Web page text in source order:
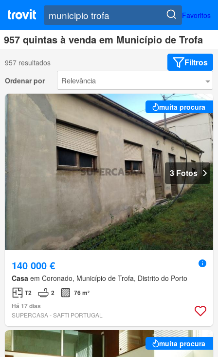
Favoritos
957 quintas à venda em Município de Trofa
957 resultados Filtros
Ordenar por
muita procura
3 Fotos
140 000 €
Casa em Coronado, Município de Trofa, Distrito do Porto
T2 2
76 m²
Há 17 dias
SUPERCASA - SAFTI PORTUGAL
muita procura